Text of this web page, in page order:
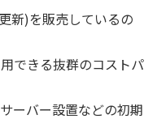
新)を販売しているの
できる抜群のコストパ
ーバー設置などの初期